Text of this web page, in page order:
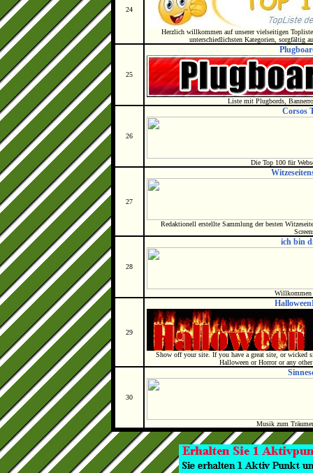
24
Herzlich willkommen auf unserer vielseitigen
unterschiedlichsten Kategorien, sorgfältig
25
Liste mit Plugbords,
26
Corsos
Die Top 100 für
27
Redaktionell erstellte Sammlung der besten
28
ich bin
29
Show off your site. If you have a great site, or wicked
Halloween or Horror or any
30
Musik zum